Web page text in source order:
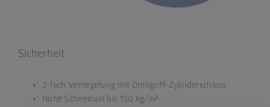
Sicherheit
2-fach Verriegelung mit Drehgriff-Zylinderschloss
Hohe Schneelast bis 150 kg/m²